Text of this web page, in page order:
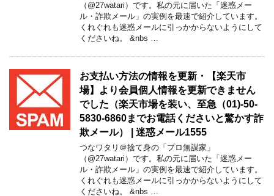
（@27watari）です。私の元に届いた「迷惑メー
ル・詐欺メール」の実例を最速で紹介しています。
くれぐれも迷惑メールに引っかからないようにして
くださいね。 &nbs …
お支払い方法の情報を更新・【楽天市
場】より会員個人情報を更新できません
でした（楽天市場を装い、至急（01)-50-
5830-6860までお電話くださいと驚かす詐
欺メール） | 迷惑メール1555
つなワタリ＠捨て身の「プロ無謀家」
（@27watari）です。私の元に届いた「迷惑メー
ル・詐欺メール」の実例を最速で紹介しています。
くれぐれも迷惑メールに引っかからないようにして
くださいね。 &nbs …